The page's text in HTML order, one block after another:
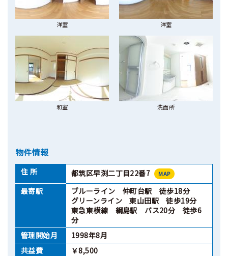
洋室 洋室
和室 洗面所
物件情報
住 所 都筑区早渕二丁目22番7 MAP
最寄駅
ブルーライン 仲町台駅 徒歩18分
グリーンライン 東山田駅 徒歩19分
東急東横線 綱島駅 バス20分 徒歩6
分
管理開始月
1998年8月
共益費
￥8,500